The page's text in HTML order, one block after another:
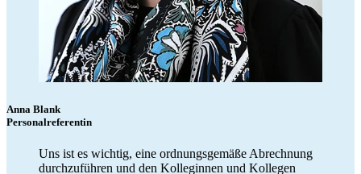
Anna Blank
Personalreferentin
Uns ist es wichtig, eine ordnungsgemäße Abrechnung
durchzuführen und den Kolleginnen und Kollegen